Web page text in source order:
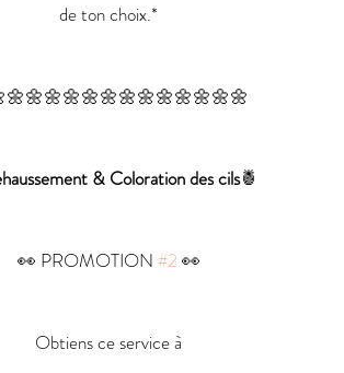
de ton choix.*
& Coloration des cils🍍
👀 PROMOTION #2 👀
Obtiens ce service à